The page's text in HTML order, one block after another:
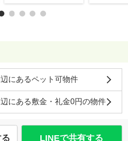
にあるペット可物件
にある敷金・礼金0円の物件
LINEで共有する